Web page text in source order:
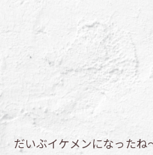
だいぶイケメンになったね